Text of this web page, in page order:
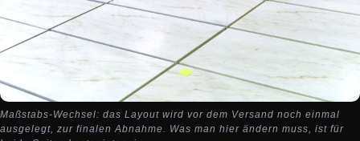
Maßstabs-Wechsel: das Layout wird vor dem Versand noch einmal
ausgelegt, zur finalen Abnahme. Was man hier ändern muss, ist für